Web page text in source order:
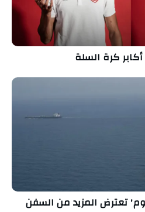
كرة السلة
تعترض المزيد من السفن